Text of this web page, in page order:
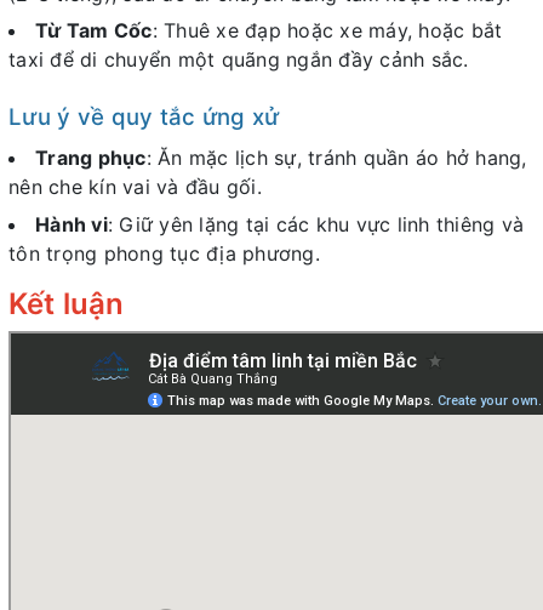
Từ Tam Cốc: Thuê xe đạp hoặc xe máy, hoặc bắt
taxi để di chuyển một quãng ngắn đầy cảnh sắc.
Lưu ý về quy tắc ứng xử
Trang phục: Ăn mặc lịch sự, tránh quần áo hở hang,
nên che kín vai và đầu gối.
Hành vi: Giữ yên lặng tại các khu vực linh thiêng và
tôn trọng phong tục địa phương.
Kết luận